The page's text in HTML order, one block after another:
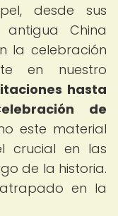
desde sus
China
la celebración
en nuestro
hasta
de
este material
crucial en las
de la historia.
en la